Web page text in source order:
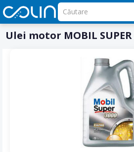
Ulei motor MOBIL SUPER